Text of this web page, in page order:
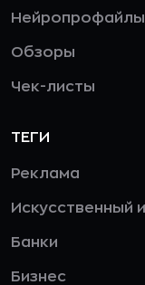
Нейропрофайлы
Обзоры
Чек-листы
ТЕГИ
Реклама
Искусственный
Банки
Бизнес